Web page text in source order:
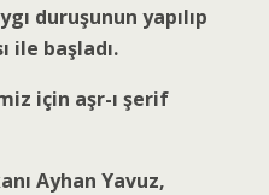
duruşunun yapılıp
ile başladı.
için aşr-ı şerif
Ayhan Yavuz,